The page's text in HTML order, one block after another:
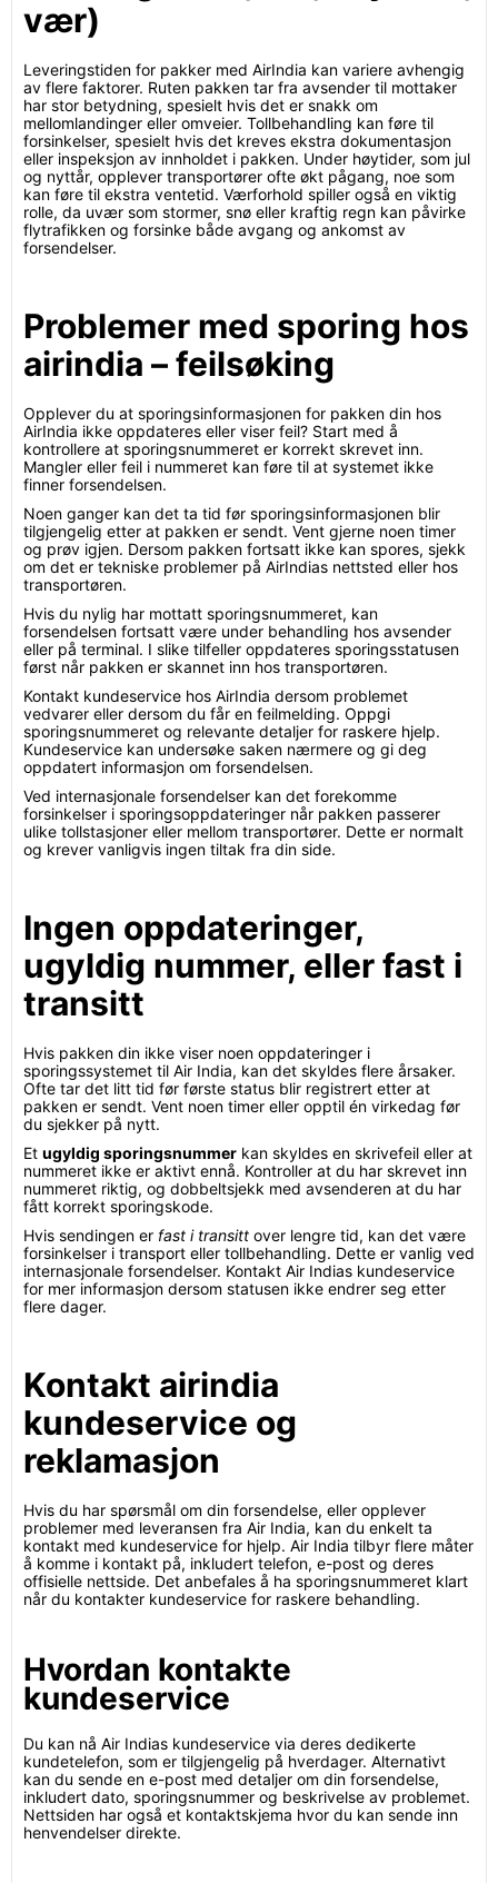
vær)
Leveringstiden for pakker med AirIndia kan variere avhengig
av flere faktorer. Ruten pakken tar fra avsender til mottaker
har stor betydning, spesielt hvis det er snakk om
mellomlandinger eller omveier. Tollbehandling kan føre til
forsinkelser, spesielt hvis det kreves ekstra dokumentasjon
eller inspeksjon av innholdet i pakken. Under høytider, som jul
og nyttår, opplever transportører ofte økt pågang, noe som
kan føre til ekstra ventetid. Værforhold spiller også en viktig
rolle, da uvær som stormer, snø eller kraftig regn kan påvirke
flytrafikken og forsinke både avgang og ankomst av
forsendelser.
Problemer med sporing hos
airindia – feilsøking
Opplever du at sporingsinformasjonen for pakken din hos
AirIndia ikke oppdateres eller viser feil? Start med å
kontrollere at sporingsnummeret er korrekt skrevet inn.
Mangler eller feil i nummeret kan føre til at systemet ikke
finner forsendelsen.
Noen ganger kan det ta tid før sporingsinformasjonen blir
tilgjengelig etter at pakken er sendt. Vent gjerne noen timer
og prøv igjen. Dersom pakken fortsatt ikke kan spores, sjekk
om det er tekniske problemer på AirIndias nettsted eller hos
transportøren.
Hvis du nylig har mottatt sporingsnummeret, kan
forsendelsen fortsatt være under behandling hos avsender
eller på terminal. I slike tilfeller oppdateres sporingsstatusen
først når pakken er skannet inn hos transportøren.
Kontakt kundeservice hos AirIndia dersom problemet
vedvarer eller dersom du får en feilmelding. Oppgi
sporingsnummeret og relevante detaljer for raskere hjelp.
Kundeservice kan undersøke saken nærmere og gi deg
oppdatert informasjon om forsendelsen.
Ved internasjonale forsendelser kan det forekomme
forsinkelser i sporingsoppdateringer når pakken passerer
ulike tollstasjoner eller mellom transportører. Dette er normalt
og krever vanligvis ingen tiltak fra din side.
Ingen oppdateringer,
ugyldig nummer, eller fast i
transitt
Hvis pakken din ikke viser noen oppdateringer i
sporingssystemet til Air India, kan det skyldes flere årsaker.
Ofte tar det litt tid før første status blir registrert etter at
pakken er sendt. Vent noen timer eller opptil én virkedag før
du sjekker på nytt.
Et ugyldig sporingsnummer kan skyldes en skrivefeil eller at
nummeret ikke er aktivt ennå. Kontroller at du har skrevet inn
nummeret riktig, og dobbeltsjekk med avsenderen at du har
fått korrekt sporingskode.
Hvis sendingen er fast i transitt over lengre tid, kan det være
forsinkelser i transport eller tollbehandling. Dette er vanlig ved
internasjonale forsendelser. Kontakt Air Indias kundeservice
for mer informasjon dersom statusen ikke endrer seg etter
flere dager.
Kontakt airindia
kundeservice og
reklamasjon
Hvis du har spørsmål om din forsendelse, eller opplever
problemer med leveransen fra Air India, kan du enkelt ta
kontakt med kundeservice for hjelp. Air India tilbyr flere måter
å komme i kontakt på, inkludert telefon, e-post og deres
offisielle nettside. Det anbefales å ha sporingsnummeret klart
når du kontakter kundeservice for raskere behandling.
Hvordan kontakte
kundeservice
Du kan nå Air Indias kundeservice via deres dedikerte
kundetelefon, som er tilgjengelig på hverdager. Alternativt
kan du sende en e-post med detaljer om din forsendelse,
inkludert dato, sporingsnummer og beskrivelse av problemet.
Nettsiden har også et kontaktskjema hvor du kan sende inn
henvendelser direkte.